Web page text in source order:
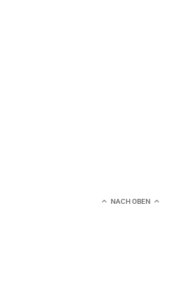
NACH OBEN